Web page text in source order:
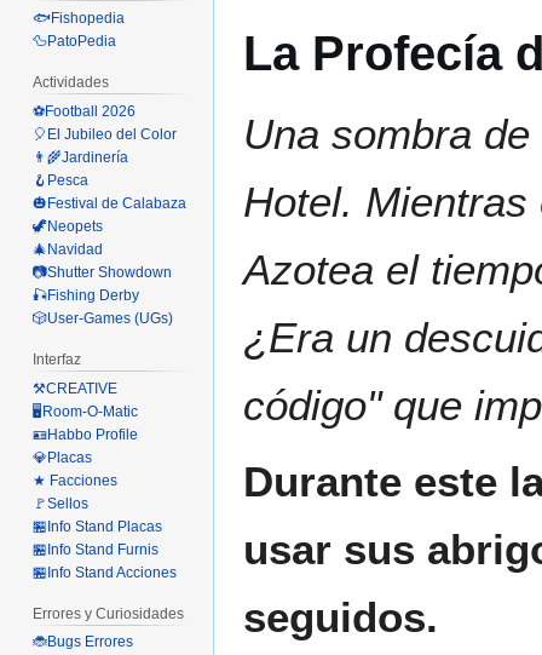
La Profecía
Una sombra
Hotel.
Azotea el
¿Era un
código" que
Durante este
usar sus
seguidos.
🐟Fishopedia
🦆PatoPedia
Actividades
⚽Football 2026
🎈El Jubileo del Color
👨‍🌾Jardinería
🪝Pesca
🎃Festival de Calabaza
🦖Neopets
🎄Navidad
📷Shutter Showdown
🎣Fishing Derby
🎲User-Games (UGs)
Interfaz
⚒️CREATIVE
🖥️Room-O-Matic
🪪Habbo Profile
💎Placas
★ Facciones
🚩Sellos
🏪Info Stand Placas
🏪Info Stand Furnis
🏪Info Stand Acciones
Errores y Curiosidades
🐞Bugs Errores